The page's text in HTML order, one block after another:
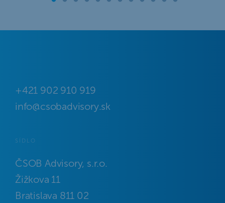
SÍDLO
ČSOB Advisory, s.r.o.
Žižkova 11
Bratislava 811 02
+421 902 910 919
info@csobadvisory.sk